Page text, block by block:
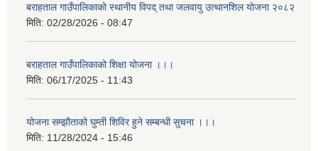
बराहताल गाउँपालिकाकाे स्थानीय विपद् तथा जलवायु उत्थानशिल याेजना २०८२
मिति: 02/28/2026 - 08:47
बराहताल गाउँपालिकाको शिक्षा योजना ।।।
मिति: 06/17/2025 - 11:43
योजना सम्झौताको घुम्ती शिविर हुने सम्बन्धी सुचना ।।।
मिति: 11/28/2024 - 15:46